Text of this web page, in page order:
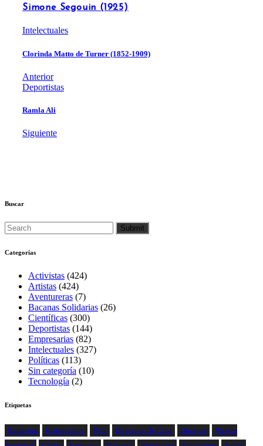
Simone Segouin (1925)
Intelectuales
Clorinda Matto de Turner (1852-1909)
Anterior
Deportistas
Ramla Ali
Siguiente
Buscar
Categorías
Activistas (424)
Artistas (424)
Aventureras (7)
Bacanas Solidarias (26)
Científicas (300)
Deportistas (144)
Empresarias (82)
Intelectuales (327)
Políticas (113)
Sin categoría (10)
Tecnología (2)
Etiquetas
Bailarina Historiadora Perú Directora De Cine Docente
Premio